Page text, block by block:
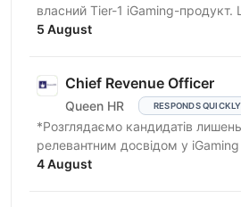
власний Tier-1 iGaming-
очолить цей напрям. Ми — український
5 August
Chief Revenue Officer
Queen HR RESPONDS QUICKLY
*Розглядаємо кандидатів
релевантним досвідом у iGaming ) Шукаємо
Revenue Officer (iGaming /
4 August